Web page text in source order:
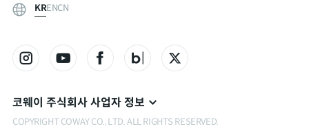
KRENCN
코웨이 주식회사 사업자 정보
COPYRIGHT COWAY CO., LTD. ALL RIGHTS RESERVED.